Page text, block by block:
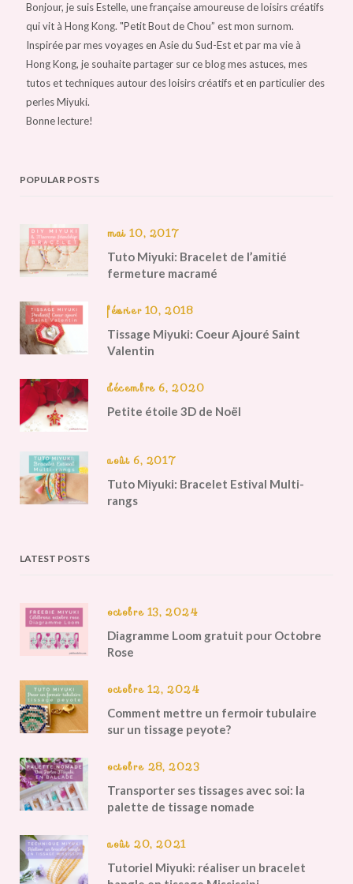
Bonjour, je suis Estelle, une française amoureuse de loisirs créatifs
qui vit à Hong Kong. "Petit Bout de Chou” est mon surnom.
Inspirée par mes voyages en Asie du Sud-Est et par ma vie à
Hong Kong, je souhaite partager sur ce blog mes astuces, mes
tutos et techniques autour des loisirs créatifs et en particulier des
perles Miyuki.
Bonne lecture!
POPULAR POSTS
mai 10, 2017
Tuto Miyuki: Bracelet de l’amitié
fermeture macramé
février 10, 2018
Tissage Miyuki: Coeur Ajouré Saint
Valentin
décembre 6, 2020
Petite étoile 3D de Noël
août 6, 2017
Tuto Miyuki: Bracelet Estival Multi-
rangs
LATEST POSTS
octobre 13, 2024
Diagramme Loom gratuit pour Octobre
Rose
octobre 12, 2024
Comment mettre un fermoir tubulaire
sur un tissage peyote?
octobre 28, 2023
Transporter ses tissages avec soi: la
palette de tissage nomade
août 20, 2021
Tutoriel Miyuki: réaliser un bracelet